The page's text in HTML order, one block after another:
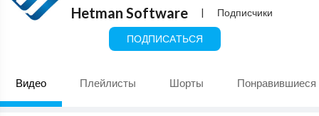
Hetman Software | Подписчики
ПОДПИСАТЬСЯ
Видео Плейлисты Шорты Понравившиеся